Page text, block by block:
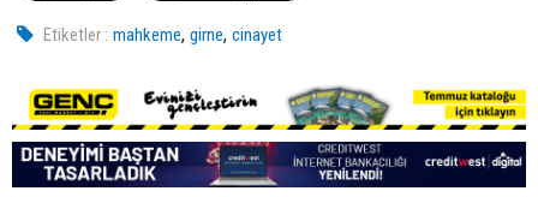
Etiketler : mahkeme,girne,cinayet